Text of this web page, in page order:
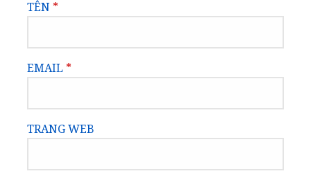
TÊN *
EMAIL *
TRANG WEB